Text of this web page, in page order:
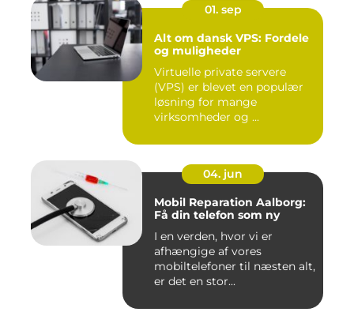
01. sep
Alt om dansk VPS: Fordele
og muligheder
Virtuelle private servere
(VPS) er blevet en populær
løsning for mange
virksomheder og ...
04. jun
Mobil Reparation Aalborg:
Få din telefon som ny
I en verden, hvor vi er
afhængige af vores
mobiltelefoner til næsten alt,
er det en stor...